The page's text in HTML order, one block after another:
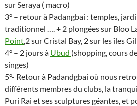
sur Seraya ( macro)
3° – retour à Padangbai : temples,
traditionnel …. + 2 plongées sur Bloo
Point,2 sur Cristal Bay, 2 sur les îles
4° – 2 jours à Ubud (shopping, cours
singes)
5°- Retour à Padandgbai où nous
différents membres du clubs, la
Puri Rai et ses sculptures géantes, et